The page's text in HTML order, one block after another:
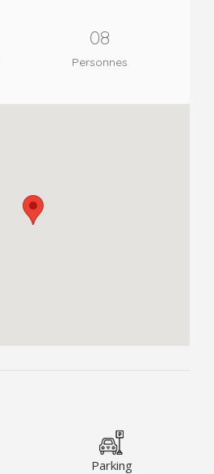
08
Personnes
Parking